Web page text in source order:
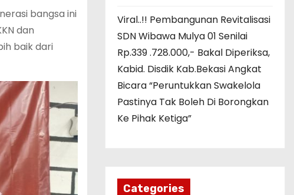
bangsa ini
dan
baik dari
Viral..!! Pembangunan Revitalisasi
SDN Wibawa Mulya 01 Senilai
Rp.339 .728.000,- Bakal Diperiksa,
Kabid. Disdik Kab.Bekasi Angkat
Bicara “Peruntukkan Swakelola
Pastinya Tak Boleh Di Borongkan
Ke Pihak Ketiga”
Categories